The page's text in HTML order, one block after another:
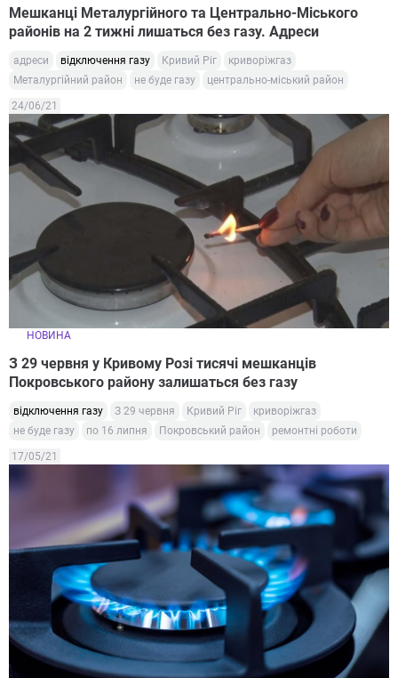
Мешканці Металургійного та Центрально-Міського
районів на 2 тижні лишаться без газу. Адреси
адреси відключення газу Кривий Ріг
криворіжгаз
Металургійний район
не буде газу центрально-міський район
24/06/21
НОВИНА
З 29 червня у Кривому Розі тисячі мешканців
Покровського району залишаться без газу
відключення газу З 29 червня Кривий Ріг
криворіжгаз
не буде газу
по 16 липня Покровський район ремонтні роботи
17/05/21